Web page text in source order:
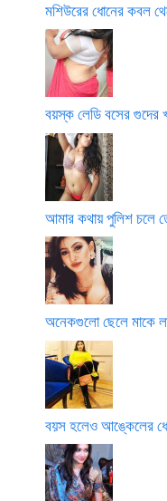
মশিউরের ধোনের কবল
বয়স্ক লেডি বসের গুদের
আমার কথায় পুলিশ চলে
অনেকগুলো ছেলে মাকে
বয়স হলেও আঙ্কেলের